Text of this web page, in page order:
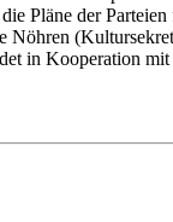
Pläne der
in Kooperation